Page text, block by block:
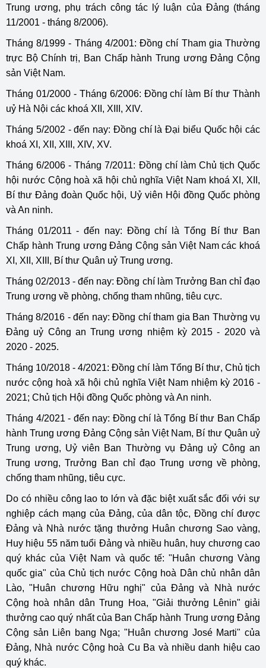
Trung ương, phụ trách công tác lý luận của Đảng (tháng
11/2001 - tháng 8/2006).
Tháng 8/1999 - Tháng 4/2001: Đồng chí Tham gia Thường
trực Bộ Chính trị, Ban Chấp hành Trung ương Đảng Cộng
sản Việt Nam.
Tháng 01/2000 - Tháng 6/2006: Đồng chí làm Bí thư Thành
uỷ Hà Nội các khoá XII, XIII, XIV.
Tháng 5/2002 - đến nay: Đồng chí là Đại biểu Quốc hội các
khoá XI, XII, XIII, XIV, XV.
Tháng 6/2006 - Tháng 7/2011: Đồng chí làm Chủ tịch Quốc
hội nước Cộng hoà xã hội chủ nghĩa Việt Nam khoá XI, XII,
Bí thư Đảng đoàn Quốc hội, Uỷ viên Hội đồng Quốc phòng
và An ninh.
Tháng 01/2011 - đến nay: Đồng chí là Tổng Bí thư Ban
Chấp hành Trung ương Đảng Cộng sản Việt Nam các khoá
XI, XII, XIII, Bí thư Quân uỷ Trung ương.
Tháng 02/2013 - đến nay: Đồng chí làm Trưởng Ban chỉ đạo
Trung ương về phòng, chống tham nhũng, tiêu cực.
Tháng 8/2016 - đến nay: Đồng chí tham gia Ban Thường vụ
Đảng uỷ Công an Trung ương nhiệm kỳ 2015 - 2020 và
2020 - 2025.
Tháng 10/2018 - 4/2021: Đồng chí làm Tổng Bí thư, Chủ tịch
nước cộng hoà xã hội chủ nghĩa Việt Nam nhiệm kỳ 2016 -
2021; Chủ tịch Hội đồng Quốc phòng và An ninh.
Tháng 4/2021 - đến nay: Đồng chí là Tổng Bí thư Ban Chấp
hành Trung ương Đảng Cộng sản Việt Nam, Bí thư Quân uỷ
Trung ương, Uỷ viên Ban Thường vụ Đảng uỷ Công an
Trung ương, Trưởng Ban chỉ đạo Trung ương về phòng,
chống tham nhũng, tiêu cực.
Do có nhiều công lao to lớn và đặc biệt xuất sắc đối với sự
nghiệp cách mạng của Đảng, của dân tộc, Đồng chí được
Đảng và Nhà nước tặng thưởng Huân chương Sao vàng,
Huy hiệu 55 năm tuổi Đảng và nhiều huân, huy chương cao
quý khác của Việt Nam và quốc tế: "Huân chương Vàng
quốc gia" của Chủ tịch nước Cộng hoà Dân chủ nhân dân
Lào, "Huân chương Hữu nghị" của Đảng và Nhà nước
Cộng hoà nhân dân Trung Hoa, "Giải thưởng Lênin" giải
thưởng cao quý nhất của Ban Chấp hành Trung ương Đảng
Cộng sản Liên bang Nga; "Huân chương José Marti" của
Đảng, Nhà nước Cộng hoà Cu Ba và nhiều danh hiệu cao
quý khác.